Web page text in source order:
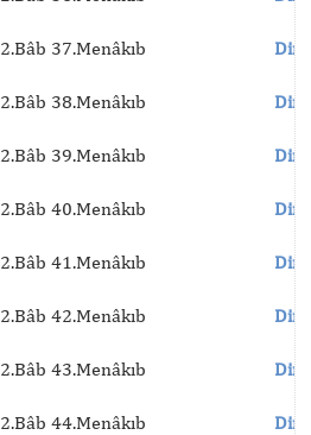
2.Bâb 37.Menâkıb
2.Bâb 38.Menâkıb
2.Bâb 39.Menâkıb
2.Bâb 40.Menâkıb
2.Bâb 41.Menâkıb
2.Bâb 42.Menâkıb
2.Bâb 43.Menâkıb
2.Bâb 44.Menâkıb